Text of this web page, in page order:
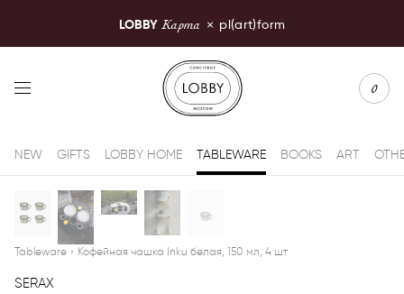
LOBBY Карта × pl(art)form
LOBBY Moscow
0
NEW GIFTS LOBBY HOME TABLEWARE BOOKS ART
Tableware › Кофейная чашка Inku белая, 150 мл, 4 шт
SERAX